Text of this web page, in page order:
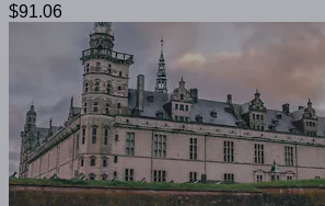
$91.06